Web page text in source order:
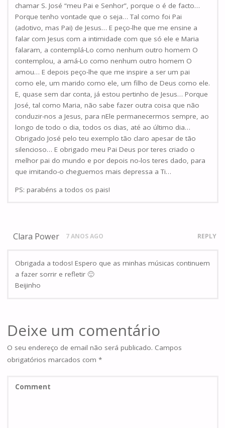
chamar S. José “meu Pai e Senhor”, porque o é de facto…
Porque tenho vontade que o seja… Tal como foi Pai
(adotivo, mas Pai) de Jesus… E peço-lhe que me ensine a
falar com Jesus com a intimidade com que só ele e Maria
falaram, a contemplá-Lo como nenhum outro homem O
contemplou, a amá-Lo como nenhum outro homem O
amou… E depois peço-lhe que me inspire a ser um pai
como ele, um marido como ele, um filho de Deus como ele.
E, quase sem dar conta, já estou pertinho de Jesus… Porque
José, tal como Maria, não sabe fazer outra coisa que não
conduzir-nos a Jesus, para nEle permanecermos sempre, ao
longo de todo o dia, todos os dias, até ao último dia…
Obrigado José pelo teu exemplo tão claro apesar de tão
silencioso… E obrigado meu Pai Deus por teres criado o
melhor pai do mundo e por depois no-los teres dado, para
que imitando-o cheguemos mais depressa a Ti…
PS: parabéns a todos os pais!
Clara Power 7 ANOS AGO REPLY
Obrigada a todos! Espero que as minhas músicas continuem
a fazer sorrir e refletir 🙂
Beijinho
Deixe um comentário
O seu endereço de email não será publicado. Campos
obrigatórios marcados com *